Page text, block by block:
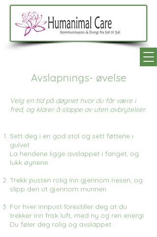
Avslapnings- øvelse
Velg en tid på døgnet hvor du får være i
fred, og klarer å slappe av uten avbrytelser.
Sett deg i en god stol og sett føttene i
gulvet
La hendene ligge avslappet i fanget, og
lukk øynene
Trekk pusten rolig inn gjennom nesen, og
slipp den ut gjennom munnen
For hver innpust forestiller deg at du
trekker inn frisk luft, med ny og ren energi
Du føler deg rolig og avslappet